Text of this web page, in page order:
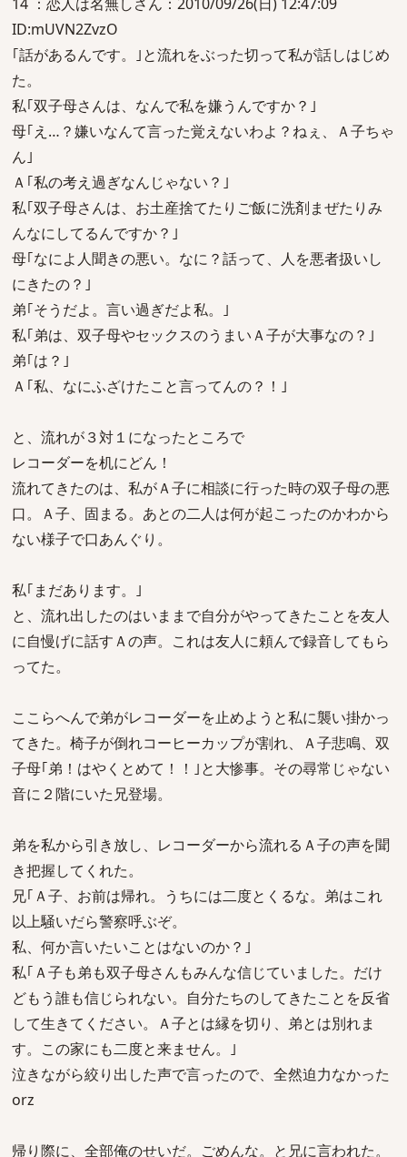
ID:mUVN2ZvzO
｢話があるんです。｣と流れをぶった切って私が話しはじめ
た。
私｢双子母さんは、なんで私を嫌うんですか？｣
母｢え…？嫌いなんて言った覚えないわよ？ねぇ、Ａ子ちゃ
ん｣
Ａ｢私の考え過ぎなんじゃない？｣
私｢双子母さんは、お土産捨てたりご飯に洗剤まぜたりみ
んなにしてるんですか？｣
母｢なによ人聞きの悪い。なに？話って、人を悪者扱いし
にきたの？｣
弟｢そうだよ。言い過ぎだよ私。｣
私｢弟は、双子母やセックスのうまいＡ子が大事なの？｣
弟｢は？｣
Ａ｢私、なにふざけたこと言ってんの？！｣
と、流れが３対１になったところで
レコーダーを机にどん！
流れてきたのは、私がＡ子に相談に行った時の双子母の悪
口。Ａ子、固まる。あとの二人は何が起こったのかわから
ない様子で口あんぐり。
私｢まだあります。｣
と、流れ出したのはいままで自分がやってきたことを友人
に自慢げに話すＡの声。これは友人に頼んで録音してもら
ってた。
ここらへんで弟がレコーダーを止めようと私に襲い掛かっ
てきた。椅子が倒れコーヒーカップが割れ、Ａ子悲鳴、双
子母｢弟！はやくとめて！！｣と大惨事。その尋常じゃない
音に２階にいた兄登場。
弟を私から引き放し、レコーダーから流れるＡ子の声を聞
き把握してくれた。
兄｢Ａ子、お前は帰れ。うちには二度とくるな。弟はこれ
以上騒いだら警察呼ぶぞ。
私、何か言いたいことはないのか？｣
私｢Ａ子も弟も双子母さんもみんな信じていました。だけ
どもう誰も信じられない。自分たちのしてきたことを反省
して生きてください。Ａ子とは縁を切り、弟とは別れま
す。この家にも二度と来ません。｣
泣きながら絞り出した声で言ったので、全然迫力なかった
orz
帰り際に、全部俺のせいだ。ごめんな。と兄に言われた。